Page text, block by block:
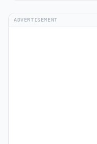
ADVERTISEMENT